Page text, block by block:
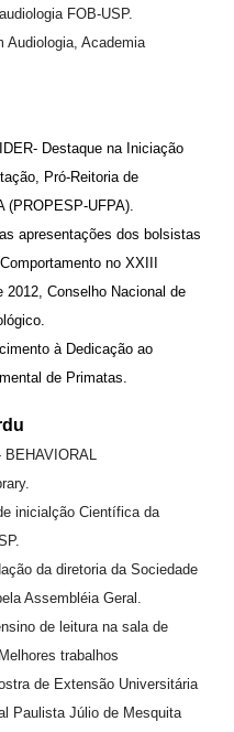
FOB-USP.
Audiologia, Academia
Destaque na Iniciação
Pró-Reitoria de
(PROPESP-UFPA).
apresentações dos bolsistas
no XXIII
Conselho Nacional de
à Dedicação ao
de Primatas.
BEHAVIORAL
inicialção Científica da
da diretoria da Sociedade
Assembléia Geral.
de leitura na sala de
trabalhos
de Extensão Universitária
Paulista Júlio de Mesquita